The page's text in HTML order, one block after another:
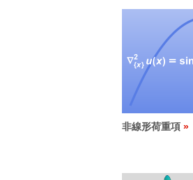
非線形荷重項